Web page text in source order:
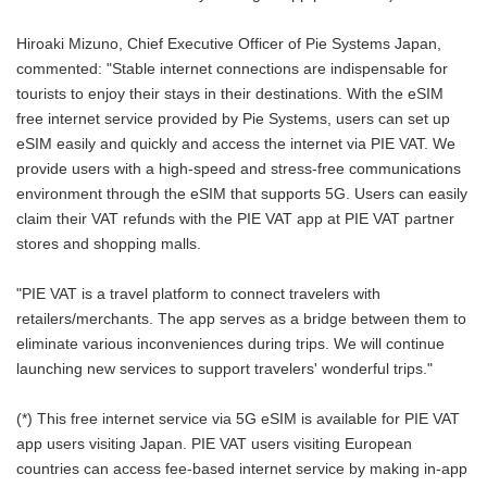
Hiroaki Mizuno, Chief Executive Officer of Pie Systems Japan,
commented: "Stable internet connections are indispensable for
tourists to enjoy their stays in their destinations. With the eSIM
free internet service provided by Pie Systems, users can set up
eSIM easily and quickly and access the internet via PIE VAT. We
provide users with a high-speed and stress-free communications
environment through the eSIM that supports 5G. Users can easily
claim their VAT refunds with the PIE VAT app at PIE VAT partner
stores and shopping malls.
"PIE VAT is a travel platform to connect travelers with
retailers/merchants. The app serves as a bridge between them to
eliminate various inconveniences during trips. We will continue
launching new services to support travelers' wonderful trips."
(*) This free internet service via 5G eSIM is available for PIE VAT
app users visiting Japan. PIE VAT users visiting European
countries can access fee-based internet service by making in-app